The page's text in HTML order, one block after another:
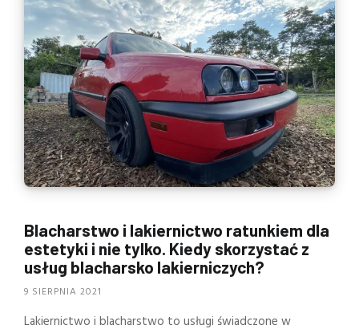
Blacharstwo i lakiernictwo ratunkiem dla
estetyki i nie tylko. Kiedy skorzystać z
usług blacharsko lakierniczych?
9 SIERPNIA 2021
Lakiernictwo i blacharstwo to usługi świadczone w